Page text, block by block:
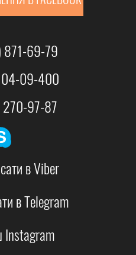
69-79
09-400
97-87
в Viber
в Telegram